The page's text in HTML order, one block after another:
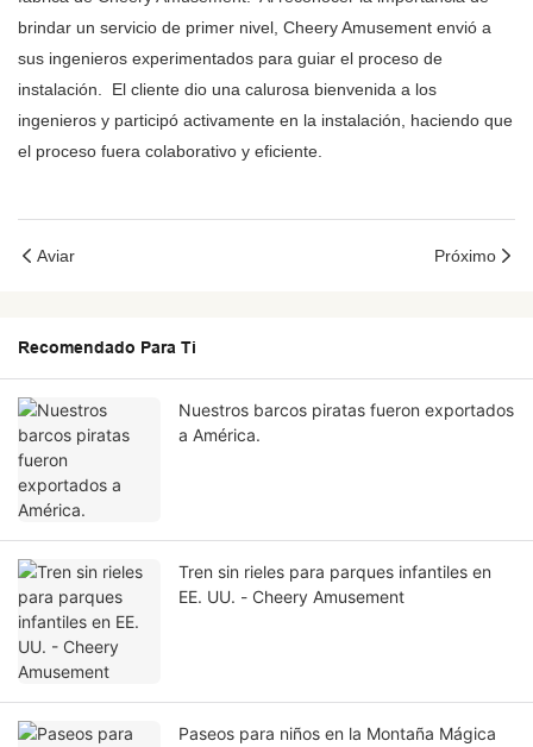
brindar un servicio de primer nivel, Cheery Amusement envió a
sus ingenieros experimentados para guiar el proceso de
instalación. El cliente dio una calurosa bienvenida a los
ingenieros y participó activamente en la instalación, haciendo que
el proceso fuera colaborativo y eficiente.
Aviar Próximo
Recomendado Para Ti
Nuestros barcos piratas fueron exportados
a América.
Tren sin rieles para parques infantiles en
EE. UU. - Cheery Amusement
Paseos para niños en la Montaña Mágica